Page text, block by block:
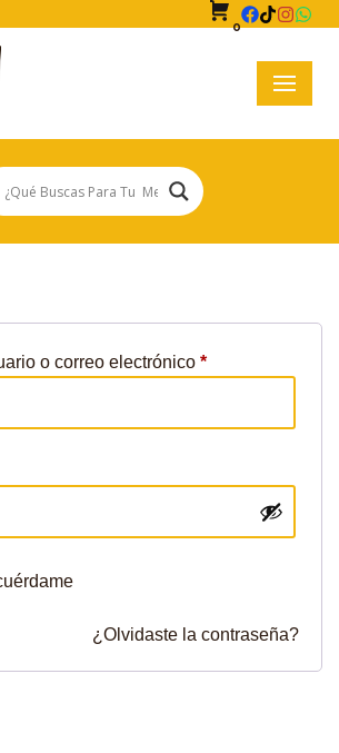
0
o correo electrónico *
¿Olvidaste la contraseña?